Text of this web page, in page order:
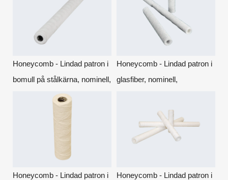
Honeycomb - Lindad patron i
bomull på stålkärna, nominell,
djupfiltrering. (tidigare
Honeycomb - Lindad patron i
glasfiber, nominell,
Honeycomb - Lindad patron i
Honeycomb - Lindad patron i